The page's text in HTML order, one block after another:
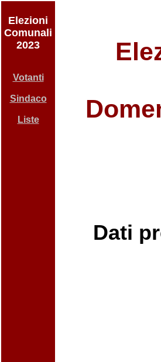
Elezioni
Comunali
2023
Votanti
Sindaco
Liste
Dati